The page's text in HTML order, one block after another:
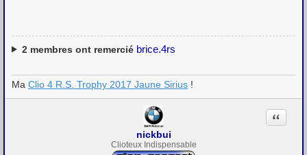
2membres ont remercié brice.4rs
Ma Clio 4 R.S. Trophy 2017 Jaune Sirius !
nickbui
Clioteux Indispensable
Citation